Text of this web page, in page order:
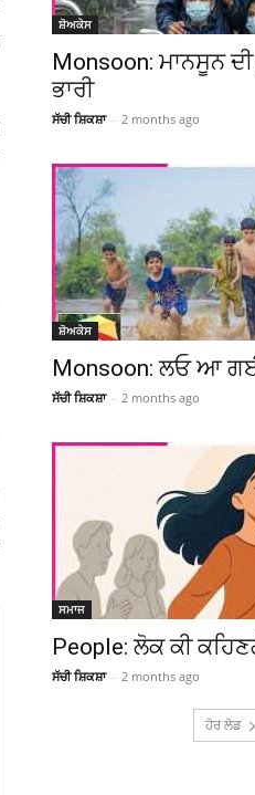
ਸ਼ੋਅਕੇਸ
Monsoon: ਮਾਨਸੂਨ ਦੀ
ਭਾਰੀ
ਸੱਚੀ ਸ਼ਿਕਸ਼ਾ - 2 months ago
ਸ਼ੋਅਕੇਸ
Monsoon: ਲਓ ਆ
ਸੱਚੀ ਸ਼ਿਕਸ਼ਾ - 2 months ago
ਸਮਾਜ
People: ਲੋਕ ਕੀ
ਸੱਚੀ ਸ਼ਿਕਸ਼ਾ - 2 months ago
ਹੋਰ ਲੋਡ